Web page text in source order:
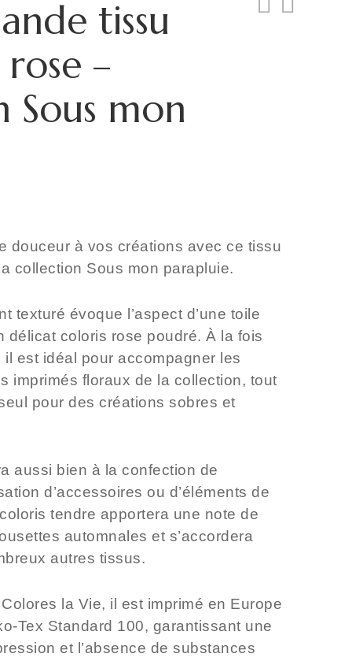
tissu
–
Sous mon
douceur à vos créations avec ce tissu
collection Sous mon parapluie.
texturé évoque l’aspect d’une toile
délicat coloris rose poudré. À la fois
il est idéal pour accompagner les
imprimés floraux de la collection, tout
pour des créations sobres et
aussi bien à la confection de
d’accessoires ou d’éléments de
tendre apportera une note de
automnales et s’accordera
autres tissus.
la Vie, il est imprimé en Europe
Tex Standard 100, garantissant une
et l’absence de substances